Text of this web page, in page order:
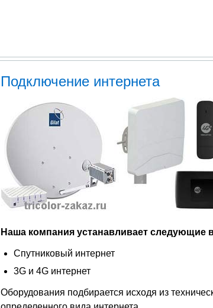
Подключение интернета
Наша компания устанавливает следующие
Спутниковый интернет
3G и 4G интернет
Оборудования подбирается исходя из